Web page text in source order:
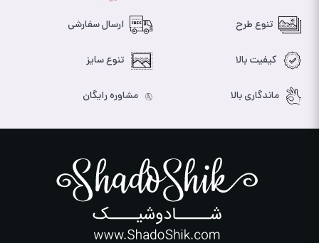
تنوع طرح ارسال سفارشی
کیفیت بالا تنوع سایز
ماندگاری بالا مشاوره رایگان